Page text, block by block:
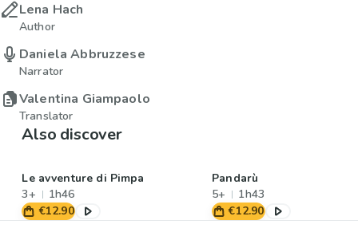
Lena Hach
Author
Daniela Abbruzzese
Narrator
Valentina Giampaolo
Translator
Also discover
Le avventure di Pimpa
3+
1h46
€12.90
Pandarù
5+
1h43
€12.90